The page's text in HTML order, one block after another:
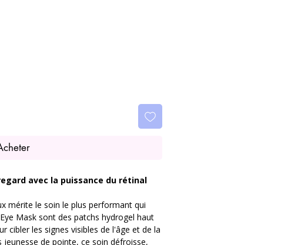
avec la puissance du rétinal
mérite le soin le plus performant qui
Mask sont des patchs hydrogel haut
cibler les signes visibles de l'âge et de la
de pointe, ce soin défroisse,